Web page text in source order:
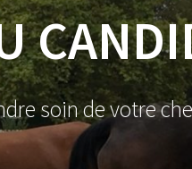
soin de votre